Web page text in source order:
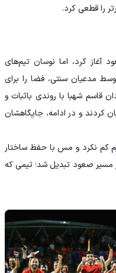
را قطعی کرد.
کرد، اما نوسان تیم‌های
مدعیان سنتی، فضا را برای
قاسم شهبا با روندی باثبات و
کردند و در ادامه، جایگاهشان
کم نکرد و مس با حفظ ساختار
مسیر صعود تبدیل شد؛ تیمی که